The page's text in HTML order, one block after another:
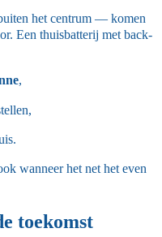
het centrum — komen
Een thuisbatterij met back-
,
wanneer het net het even
toekomst